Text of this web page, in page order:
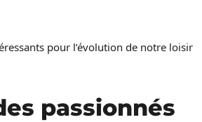
pour l’évolution de notre loisir
passionnés